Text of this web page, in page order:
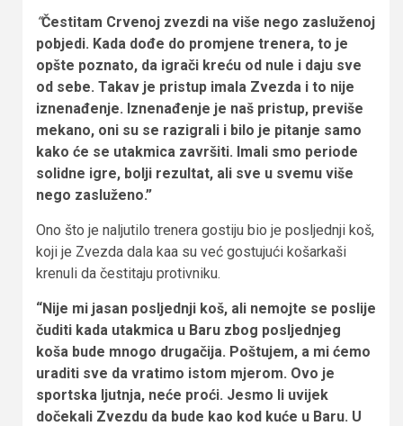
“Čestitam Crvenoj zvezdi na više nego zasluženoj
pobjedi. Kada dođe do promjene trenera, to je
opšte poznato, da igrači kreću od nule i daju sve
od sebe. Takav je pristup imala Zvezda i to nije
iznenađenje. Iznenađenje je naš pristup, previše
mekano, oni su se razigrali i bilo je pitanje samo
kako će se utakmica završiti. Imali smo periode
solidne igre, bolji rezultat, ali sve u svemu više
nego zasluženo.”
Ono što je naljutilo trenera gostiju bio je posljednji koš,
koji je Zvezda dala kaa su već gostujući košarkaši
krenuli da čestitaju protivniku.
“Nije mi jasan posljednji koš, ali nemojte se poslije
čuditi kada utakmica u Baru zbog posljednjeg
koša bude mnogo drugačija. Poštujem, a mi ćemo
uraditi sve da vratimo istom mjerom. Ovo je
sportska ljutnja, neće proći. Jesmo li uvijek
dočekali Zvezdu da bude kao kod kuće u Baru. U